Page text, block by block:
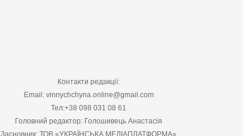
Контакти редакції:
Email: vinnychchyna.online@gmail.com
Тел:+38 098 031 08 61
Головний редактор: Голошивець Анастасія
Засновник: ТОВ «УКРАЇНСЬКА МЕДІАПЛАТФОРМА»